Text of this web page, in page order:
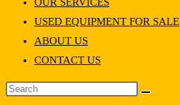
USED EQUIPMENT FOR SALE
ABOUT US
CONTACT US